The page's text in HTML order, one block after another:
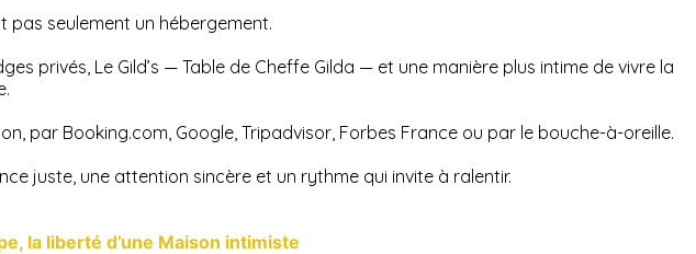
pas seulement un hébergement.
privés, Le Gild’s — Table de Cheffe Gilda — et une manière plus intime de vivre la
par Booking.com, Google, Tripadvisor, Forbes France ou par le bouche-à-oreille.
juste, une attention sincère et un rythme qui invite à ralentir.
la liberté d’une Maison intimiste